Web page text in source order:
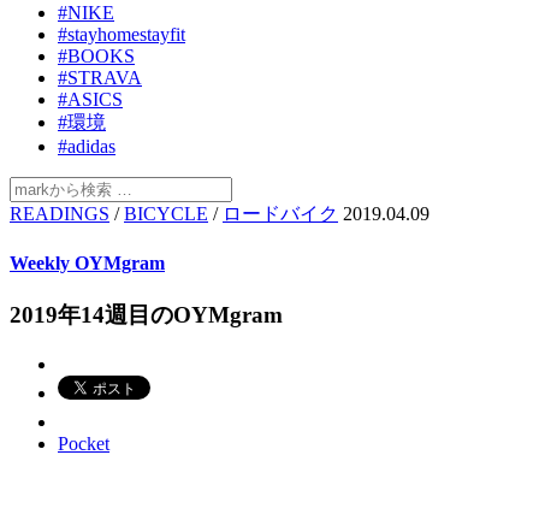
#NIKE
#stayhomestayfit
#BOOKS
#STRAVA
#ASICS
#環境
#adidas
READINGS /BICYCLE / ロードバイク 2019.04.09
Weekly OYMgram
2019年14週目のOYMgram
Pocket